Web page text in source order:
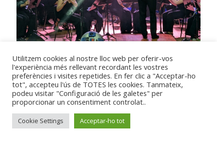
Utilitzem cookies al nostre lloc web per oferir-vos
l'experiència més rellevant recordant les vostres
preferències i visites repetides. En fer clic a "Acceptar-ho
tot", accepteu l'ús de TOTES les cookies. Tanmateix,
podeu visitar "Configuració de les galetes" per
proporcionar un consentiment controlat..
Cookie Settings Acceptar-ho tot